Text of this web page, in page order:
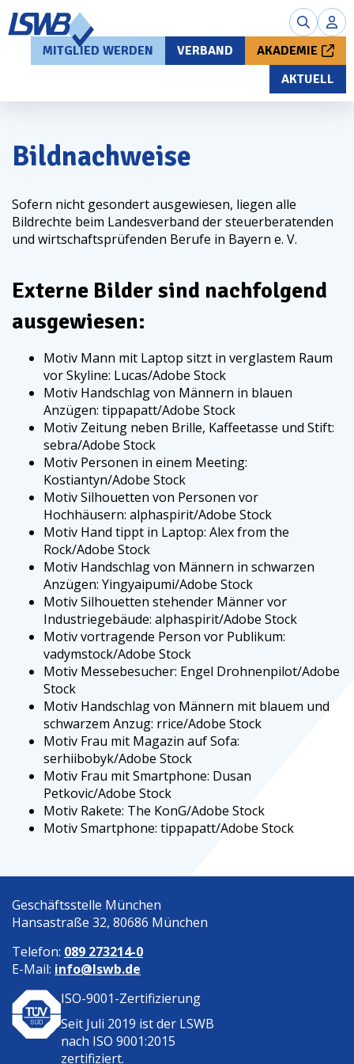
MITGLIED WERDEN VERBAND
AKADEMIE
AKTUELL
Bildnachweise
Sofern nicht gesondert ausgewiesen, liegen alle
Bildrechte beim Landesverband der steuerberatenden
und wirtschaftsprüfenden Berufe in Bayern e. V.
Externe Bilder sind nachfolgend
ausgewiesen:
Motiv Mann mit Laptop sitzt in verglastem Raum
vor Skyline: Lucas/Adobe Stock
Motiv Handschlag von Männern in blauen
Anzügen: tippapatt/Adobe Stock
Motiv Zeitung neben Brille, Kaffeetasse und Stift:
sebra/Adobe Stock
Motiv Personen in einem Meeting:
Kostiantyn/Adobe Stock
Motiv Silhouetten von Personen vor
Hochhäusern: alphaspirit/Adobe Stock
Motiv Hand tippt in Laptop: Alex from the
Rock/Adobe Stock
Motiv Handschlag von Männern in schwarzen
Anzügen: Yingyaipumi/Adobe Stock
Motiv Silhouetten stehender Männer vor
Industriegebäude: alphaspirit/Adobe Stock
Motiv vortragende Person vor Publikum:
vadymstock/Adobe Stock
Motiv Messebesucher: Engel Drohnenpilot/Adobe
Stock
Motiv Handschlag von Männern mit blauem und
schwarzem Anzug: rrice/Adobe Stock
Motiv Frau mit Magazin auf Sofa:
serhiibobyk/Adobe Stock
Motiv Frau mit Smartphone: Dusan
Petkovic/Adobe Stock
Motiv Rakete: The KonG/Adobe Stock
Motiv Smartphone: tippapatt/Adobe Stock
Geschäftsstelle München
Hansastraße 32, 80686 München
Telefon: 089 273214-0
E-Mail: info@lswb.de
ISO-9001-Zertifizierung
Seit Juli 2019 ist der LSWB
nach ISO 9001:2015
zertifiziert.